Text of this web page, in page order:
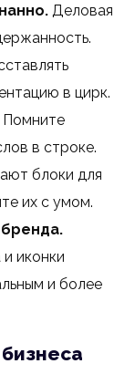
Деловая
в цирк.
Помните
в строке.
блоки для
их с умом.
иконки
и более